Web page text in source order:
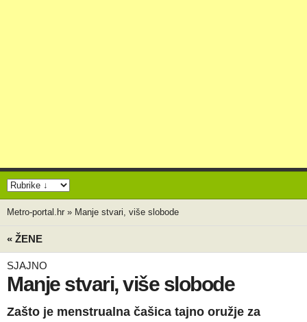
Metro-portal.hr » Manje stvari, više slobode
« ŽENE
SJAJNO
Manje stvari, više slobode
Zašto je menstrualna čašica tajno oružje za